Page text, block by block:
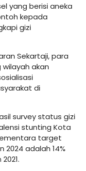
yang berisi aneka
kepada
gizi
Sekartaji, para
akan
di
survey status gizi
stunting Kota
target
adalah 14%